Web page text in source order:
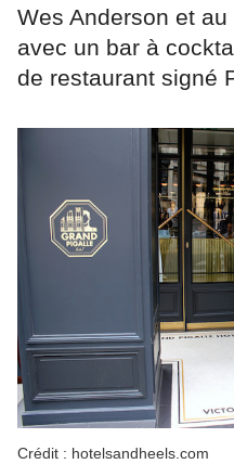
Wes Anderson et au
avec un bar à
de restaurant signé
Crédit : hotelsandheels.com